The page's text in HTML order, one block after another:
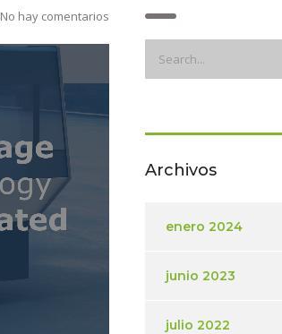
No hay comentarios
Archivos
enero 2024
junio 2023
julio 2022